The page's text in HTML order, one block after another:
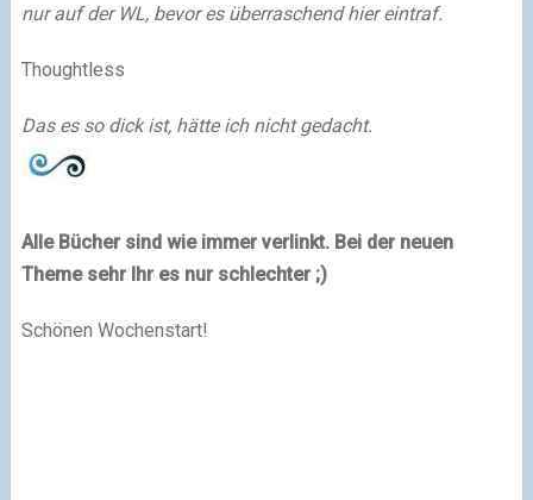
nur auf der WL, bevor es überraschend hier eintraf.
Thoughtless
Das es so dick ist, hätte ich nicht gedacht.
Alle Bücher sind wie immer verlinkt. Bei der neuen
Theme sehr Ihr es nur schlechter ;)
Schönen Wochenstart!